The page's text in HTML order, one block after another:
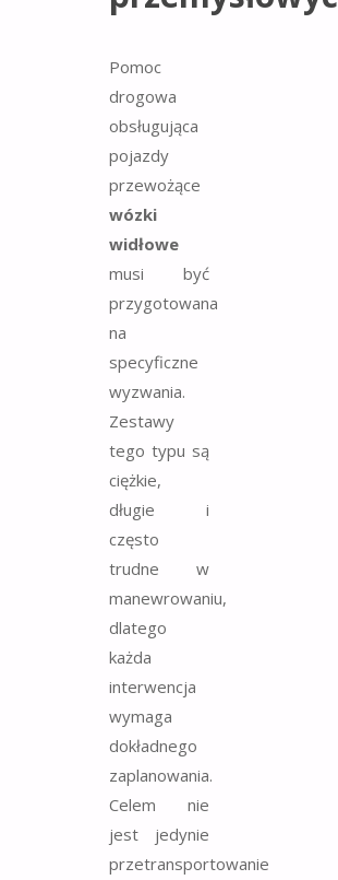
Pomoc
drogowa
obsługująca
pojazdy
przewożące
wózki
widłowe
musi być
przygotowana
na
specyficzne
wyzwania.
Zestawy
tego typu są
ciężkie,
długie i
często
trudne w
manewrowaniu,
dlatego
każda
interwencja
wymaga
dokładnego
zaplanowania.
Celem nie
jest jedynie
przetransportowanie